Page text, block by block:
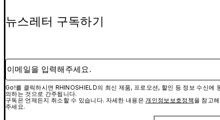
뉴스레터 구독하기
이메일을 입력해주세요.
Go!를 클릭하시면 RHINOSHIELD의 최신 제품, 프로모션, 할인 등 정보 수신에
의하는 것으로 간주됩니다.
구독은 언제든지 취소할 수 있습니다. 자세한 내용은 개인정보보호정책을 참고해
주세요.